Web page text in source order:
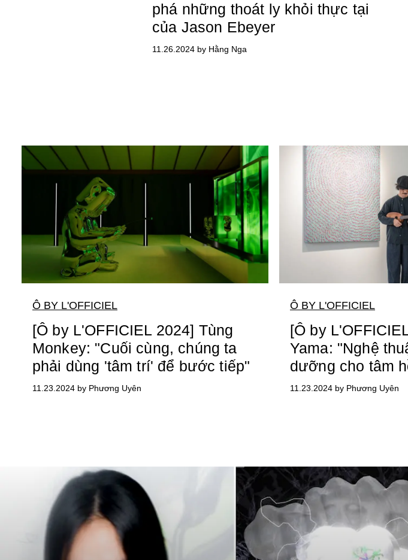
phá những thoát ly khỏi thực tại
của Jason Ebeyer
11.26.2024 by Hằng Nga
Ô BY L'OFFICIEL
[Ô by L'OFFICIEL 2024] Tùng
Monkey: "Cuối cùng, chúng ta
phải dùng 'tâm trí' để bước tiếp"
11.23.2024 by Phương Uyên
Ô BY L'OFFICIEL
[Ô by
Yama: "Nghệ
dưỡng cho tâm
11.23.2024 by Phương Uyên